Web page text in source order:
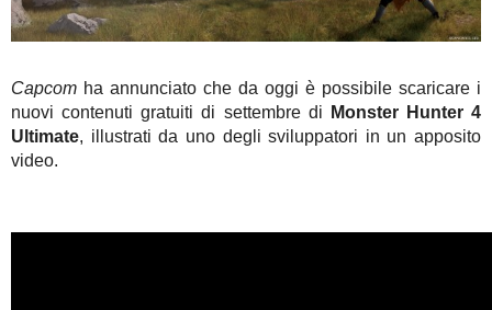
Capcom ha annunciato che da oggi è possibile scaricare i
nuovi contenuti gratuiti di settembre di
Monster Hunter 4
Ultimate, illustrati da uno degli sviluppatori in un apposito
video.